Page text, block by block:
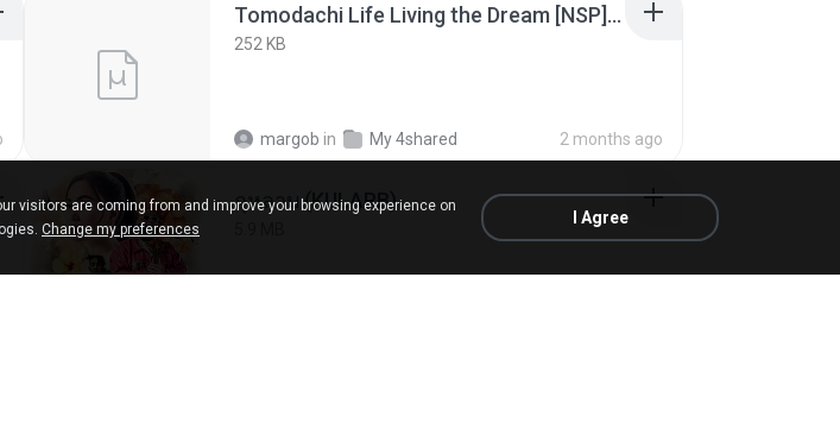
Tomodachi Life Living the Dream [NSP].torrent
252 KB
margob in My 4shared 2 months ago
กุหลาบ (KULARB)
visitors are coming from and improve your browsing experience on
Change my preferences
I Agree